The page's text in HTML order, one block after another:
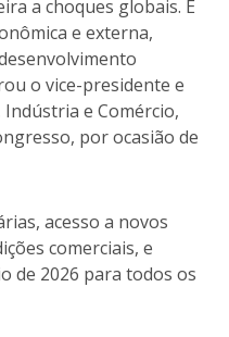
a choques globais. É
e externa,
o vice-presidente e
e Comércio,
por ocasião de
acesso a novos
comerciais, e
de 2026 para todos os